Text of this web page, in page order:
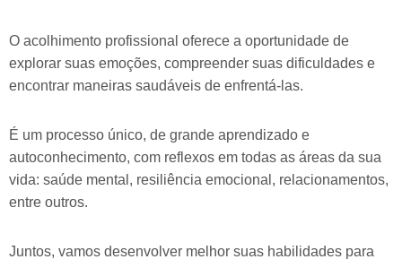
O acolhimento profissional oferece a oportunidade de
explorar suas emoções, compreender suas dificuldades e
encontrar maneiras saudáveis de enfrentá-las.
É um processo único, de grande aprendizado e
autoconhecimento, com reflexos em todas as áreas da sua
vida: saúde mental, resiliência emocional, relacionamentos,
entre outros.
Juntos, vamos desenvolver melhor suas habilidades para